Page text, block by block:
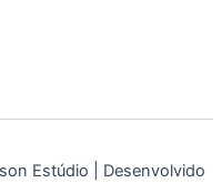
Estúdio | Desenvolvido